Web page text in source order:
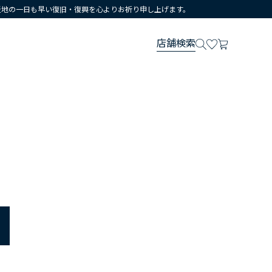
一日も早い復旧・復興を心よりお祈り申し上げます。
店舗検索